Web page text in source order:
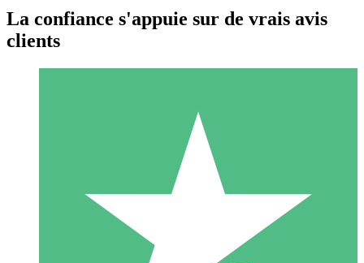
Packs de Crédits Individuels
Payez à l'utilisation avec des crédits de téléchargement. Sans
1 Téléchargement
La confiance s'appuie sur de vrais avis
clients